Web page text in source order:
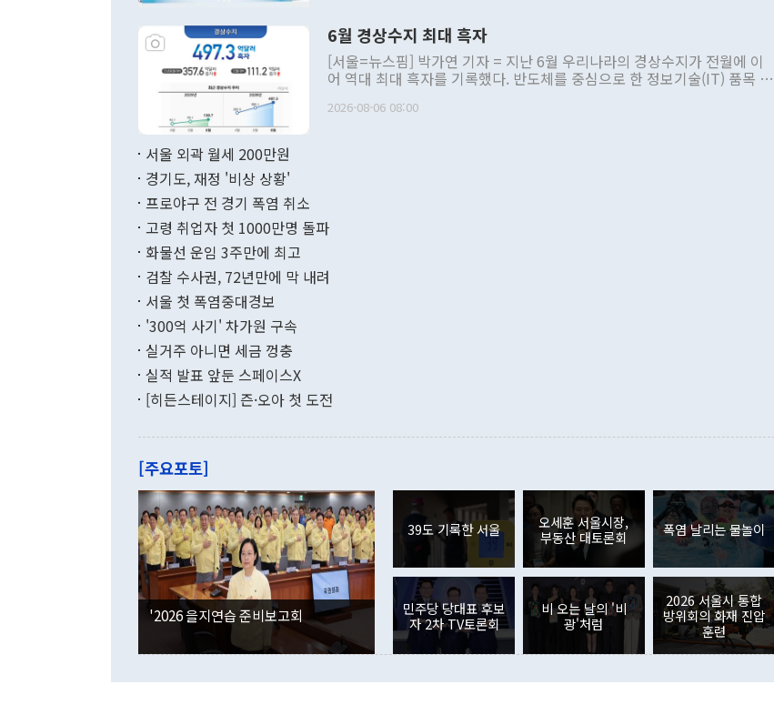
주의적 희망에 근거한 비현실적 구상'이라는 비판을 내놨다. 그동안 정 장
관의 대북 정책 관련 발언이 물의를 빚은 적은 여러 번 있지만 대통령과 유
관 부처 장관이 공개적으로 부정적 입장을 표명한 것은 이례적이다. 정 장
관의 무리한 대북 접근법과 월권을 제어해야 한다는 목소리도 높아지고 있
다. [정동영 통일부 장관이 지난달 23일 오후 서울 종로구 정부서울청사에
무너졌다고도 했다. 또 "현 시점에서 흘러간 선(先)비핵화만 되뇌는 것은
함께 4자 대화의 동력을 확보하기 위해 최선을 다할 것"이라고 말했다. 하
"우리의 선의대로 하는 게 과연 한반도의 평화와 안정에 플러스냐, 결론적
관은 업무보고 사후 브리핑에서 정 장관이 언급한 '4자 회담'에 대해 "이상
이 9월 러시아 블라디보스토크에서 열리는 '동방경제포럼(EEF)'을 언급하
며 "정부 차원에서 (참석을) 검토하고 있다"고 발언한 데 대해서도 조 장관
은 "그것은 외교부의 몫"이라며 "아직 거기까지 진도가 나가지 않았다"고
잘랐다. 정 장관이 이날 소개한 대북 구상과 설명은 정부 내 조율을 거치지
않았다는 점에서 문제가 있다. 특히 주적 표현 대체와 국호 사용, 9·19 군
사합의 복원, 4자회담 추진 등은 통일부 장관이 결정할 사안이 아니어서 월
권이라는 지적이 나오고 있다. 이 대통령은 정 장관의 업무보고를 듣고 난
뒤 "여기 업무보고에 발표했다고 승인난 건 아니다"라고 재차 확인했다. 정
부의 한 소식통은 "정 장관의 발언 내용은 대부분 국가안전보장회의(NSC)
를 거쳐 결정된 사안이 아닌 정 장관의 개인적 생각에 가깝다"며 "안보 관
련 부처 장관이 정부의 공식 정책이 아닌 사안을 추진하겠다고 업무보고를
하고 대통령의 면전에서 '국군통수권자가 나서야 한다'고 주장한 것은 심각
6월 경상수지 최대 흑자
[서울=뉴스핌] 박가연 기자 = 지난 6월 우리나라의 경상수지가 전월에 이
어 역대 최대 흑자를 기록했다. 반도체를 중심으로 한 정보기술(IT) 품목 수
료=한국은행] 한국은행이 6일 발표한 '2026년 6월 국제수지(잠정)'에 따르
며 월간 기준 처음으로 1000억달러를 넘어섰다. 상품수입은 644억8000만
196.9% 급증했고 컴퓨터·주변기기(SSD)는 282.7% 증가했다. IT 품목
수출은 160.4% 늘었으며 비IT 품목도 ▲석유제품(47.5%) ▲화공품
기록했지만 지식재산권사용료수지는 전월 흑자에서 4억4000만달러 적자
로 전환됐다. 본원소득수지는 배당소득을 중심으로 32억7000만달러 흑자
는 배당수입이 늘어난 데다 전월 분기배당에 따른 기저효과로 배당지급이
였던 올해 3월(369억9000만달러)을 넘어선 것이다. 직접투자에서는 내국
인의 해외투자가 80억1000만달러, 외국인의 국내투자가 46억3000만달러
각각 증가했다. 증권투자에서는 외국인의 국내 주식 매도세가 이어졌다. 외
국인의 국내 주식 투자는 차익실현 매도 등의 영향으로 316억1000만달러
감소하며 전월(-310억5000만달러)에 이어 역대 최대 순매도 기록을 다시
경신했다. 외국인의 국내 채권투자는 세계국채지수(WGBI) 자금 유입에도
분기 말 만기도래 영향으로 증가 폭이 줄어든 52억9000만달러를 기록했
다. 내국인의 해외 증권투자는 주식을 중심으로 35억6000만달러 증가했
다. eoyn2@newspim.com
2026-08-06 08:00
서울 외곽 월세 200만원
경기도, 재정 '비상 상황'
프로야구 전 경기 폭염 취소
고령 취업자 첫 1000만명 돌파
화물선 운임 3주만에 최고
검찰 수사권, 72년만에 막 내려
서울 첫 폭염중대경보
'300억 사기' 차가원 구속
실거주 아니면 세금 껑충
실적 발표 앞둔 스페이스X
[히든스테이지] 즌·오아 첫 도전
[주요포토]
'2026 을지연습 준비보고회
39도 기록한 서울
오세훈 서울시장,
부동산 대토론회
폭염 날리는 물놀이
민주당 당대표 후보
자 2차 TV토론회
비 오는 날의 '비
광'처럼
2026 서울시 통합
방위회의 화재 진압
훈련